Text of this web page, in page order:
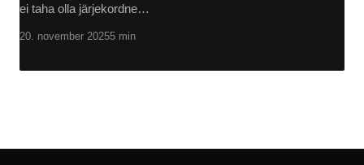
ei taha olla järjekordne…
20. november 20255 min